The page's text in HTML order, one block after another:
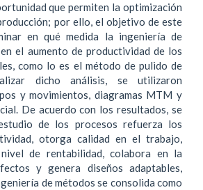
que permiten la optimización
por ello, el objetivo de este
en qué medida la ingeniería de
el aumento de productividad de los
como lo es el método de pulido de
dicho análisis, se utilizaron
y movimientos, diagramas MTM y
De acuerdo con los resultados, se
de los procesos refuerza los
otorga calidad en el trabajo,
de rentabilidad, colabora en la
y genera diseños adaptables,
de métodos se consolida como